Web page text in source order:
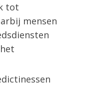
tot
mensen